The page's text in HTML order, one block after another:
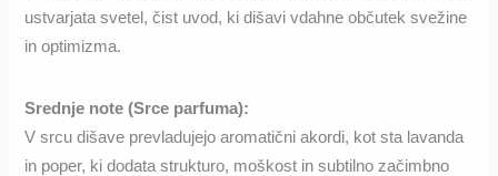
ustvarjata svetel, čist uvod, ki dišavi vdahne občutek svežine
in optimizma.
Srednje note (Srce parfuma):
V srcu dišave prevladujejo aromatični akordi, kot sta lavanda
in poper, ki dodata strukturo, moškost in subtilno začimbno